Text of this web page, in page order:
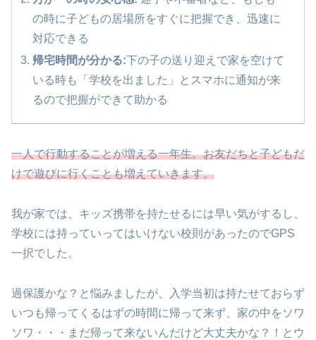
の時に子どもの居場所をすぐに把握でき、迅速に
対応できる
帰宅時間が分かる:下の子の送り迎えで家を空けて
いる時も「学校を出ました」とスマホに通知が来
るので把握ができて助かる
一人で行動することが増える一年生。お友だちと子どもだ
けで遊びに行くことも増えていきます。
我が家では、キッズ携帯を持たせるには早い気がするし、
学校には持っていってはいけない校則があったのでGPS
一択でした。
過保護かな？と悩みましたが、入学当初は持たせておらず
いつも帰ってくるはずの時間に帰って来ず、家の中をソワ
ソワ・・・まだ帰って来ないんだけど大丈夫かな？！とウ